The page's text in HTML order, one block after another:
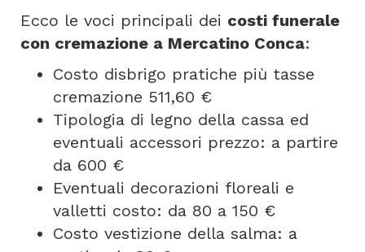
Ecco le voci principali dei costi funerale
con cremazione a Mercatino Conca:
Costo disbrigo pratiche più tasse
cremazione 511,60 €
Tipologia di legno della cassa ed
eventuali accessori prezzo: a partire
da 600 €
Eventuali decorazioni floreali e
valletti costo: da 80 a 150 €
Costo vestizione della salma: a